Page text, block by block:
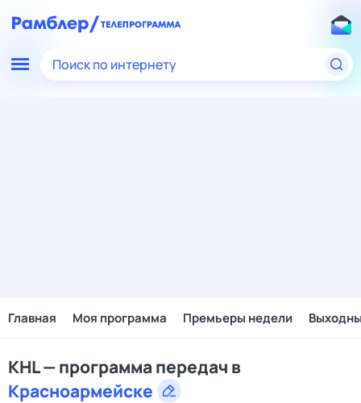
Поиск по интернету
Главная Моя программа Премьеры недели
KHL — программа передач в
Красноармейске